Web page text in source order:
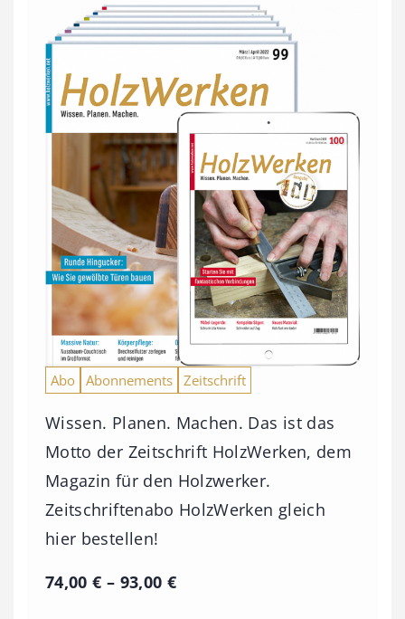
Abo Abonnements Zeitschrift
Wissen. Planen. Machen. Das ist das
Motto der Zeitschrift HolzWerken, dem
Magazin für den Holzwerker.
Zeitschriftenabo HolzWerken gleich
hier bestellen!
74,00€ – 93,00 €P